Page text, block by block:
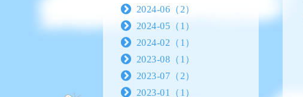
2024-06（2）
2024-05（1）
2024-02（1）
2023-08（1）
2023-07（2）
2023-01（1）